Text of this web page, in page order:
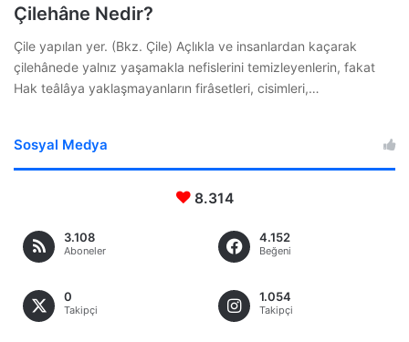
Çilehâne Nedir?
Çile yapılan yer. (Bkz. Çile) Açlıkla ve insanlardan kaçarak
çilehânede yalnız yaşamakla nefislerini temizleyenlerin, fakat
Hak teâlâya yaklaşmayanların firâsetleri, cisimleri,…
Sosyal Medya
8.314
3.108
Aboneler
4.152
Beğeni
0
Takipçi
1.054
Takipçi